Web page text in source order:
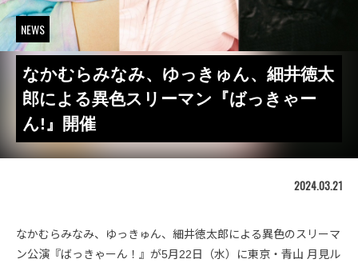
NEWS
なかむらみなみ、ゆっきゅん、細井徳太
郎による異色スリーマン『ばっきゃー
ん!』開催
2024.03.21
なかむらみなみ、ゆっきゅん、細井徳太郎による異色のスリーマ
ン公演『ばっきゃーん！』が5月22日（水）に東京・青山 月見ル